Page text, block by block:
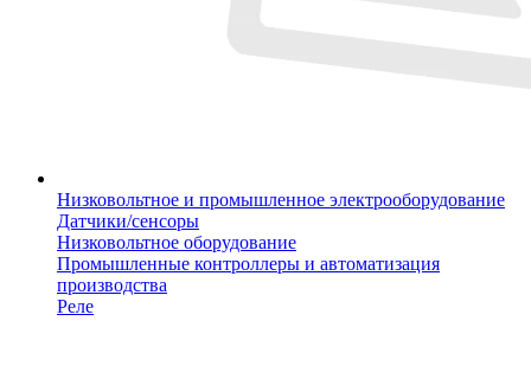
Низковольтное и промышленное электрооборудование
Датчики/сенсоры
Низковольтное оборудование
Промышленные контроллеры и автоматизация
производства
Реле